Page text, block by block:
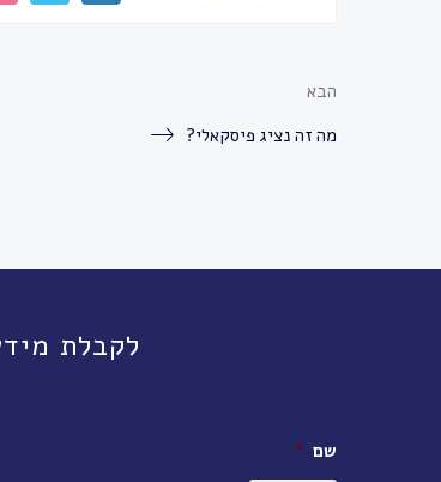
הבא
מה זה נציג פיסקאלי?
לקבלת מידע ו/או
שם *